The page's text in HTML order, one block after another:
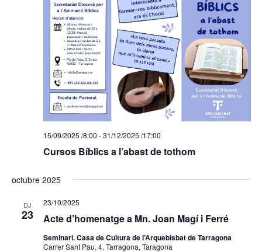
Cursos Bíblics a l’abast de tothom
15/09/2025 /8:00 -31/12/2025 /17:00
octubre 2025
DJ
23 Acte d’homenatge a Mn. Joan Magí i Ferré
23/10/2025
Seminari. Casa de Cultura de l’Arquebisbat de Tarragona
Carrer Sant Pau, 4, Tarragona, Taragona